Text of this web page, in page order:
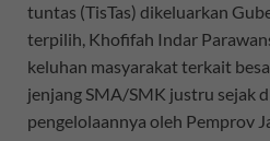
tuntas (TisTas) dikeluarkan
terpilih, Khofifah Indar
keluhan masyarakat terkait
jenjang SMA/SMK justru sejak
pengelolaannya oleh Pemprov